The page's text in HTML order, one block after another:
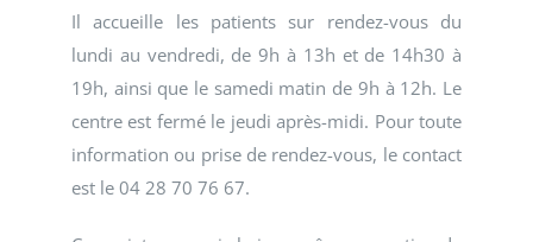
Il accueille les patients sur rendez-vous du
lundi au vendredi, de 9h à 13h et de 14h30 à
19h, ainsi que le samedi matin de 9h à 12h. Le
centre est fermé le jeudi après-midi. Pour toute
information ou prise de rendez-vous, le contact
est le 04 28 70 76 67.